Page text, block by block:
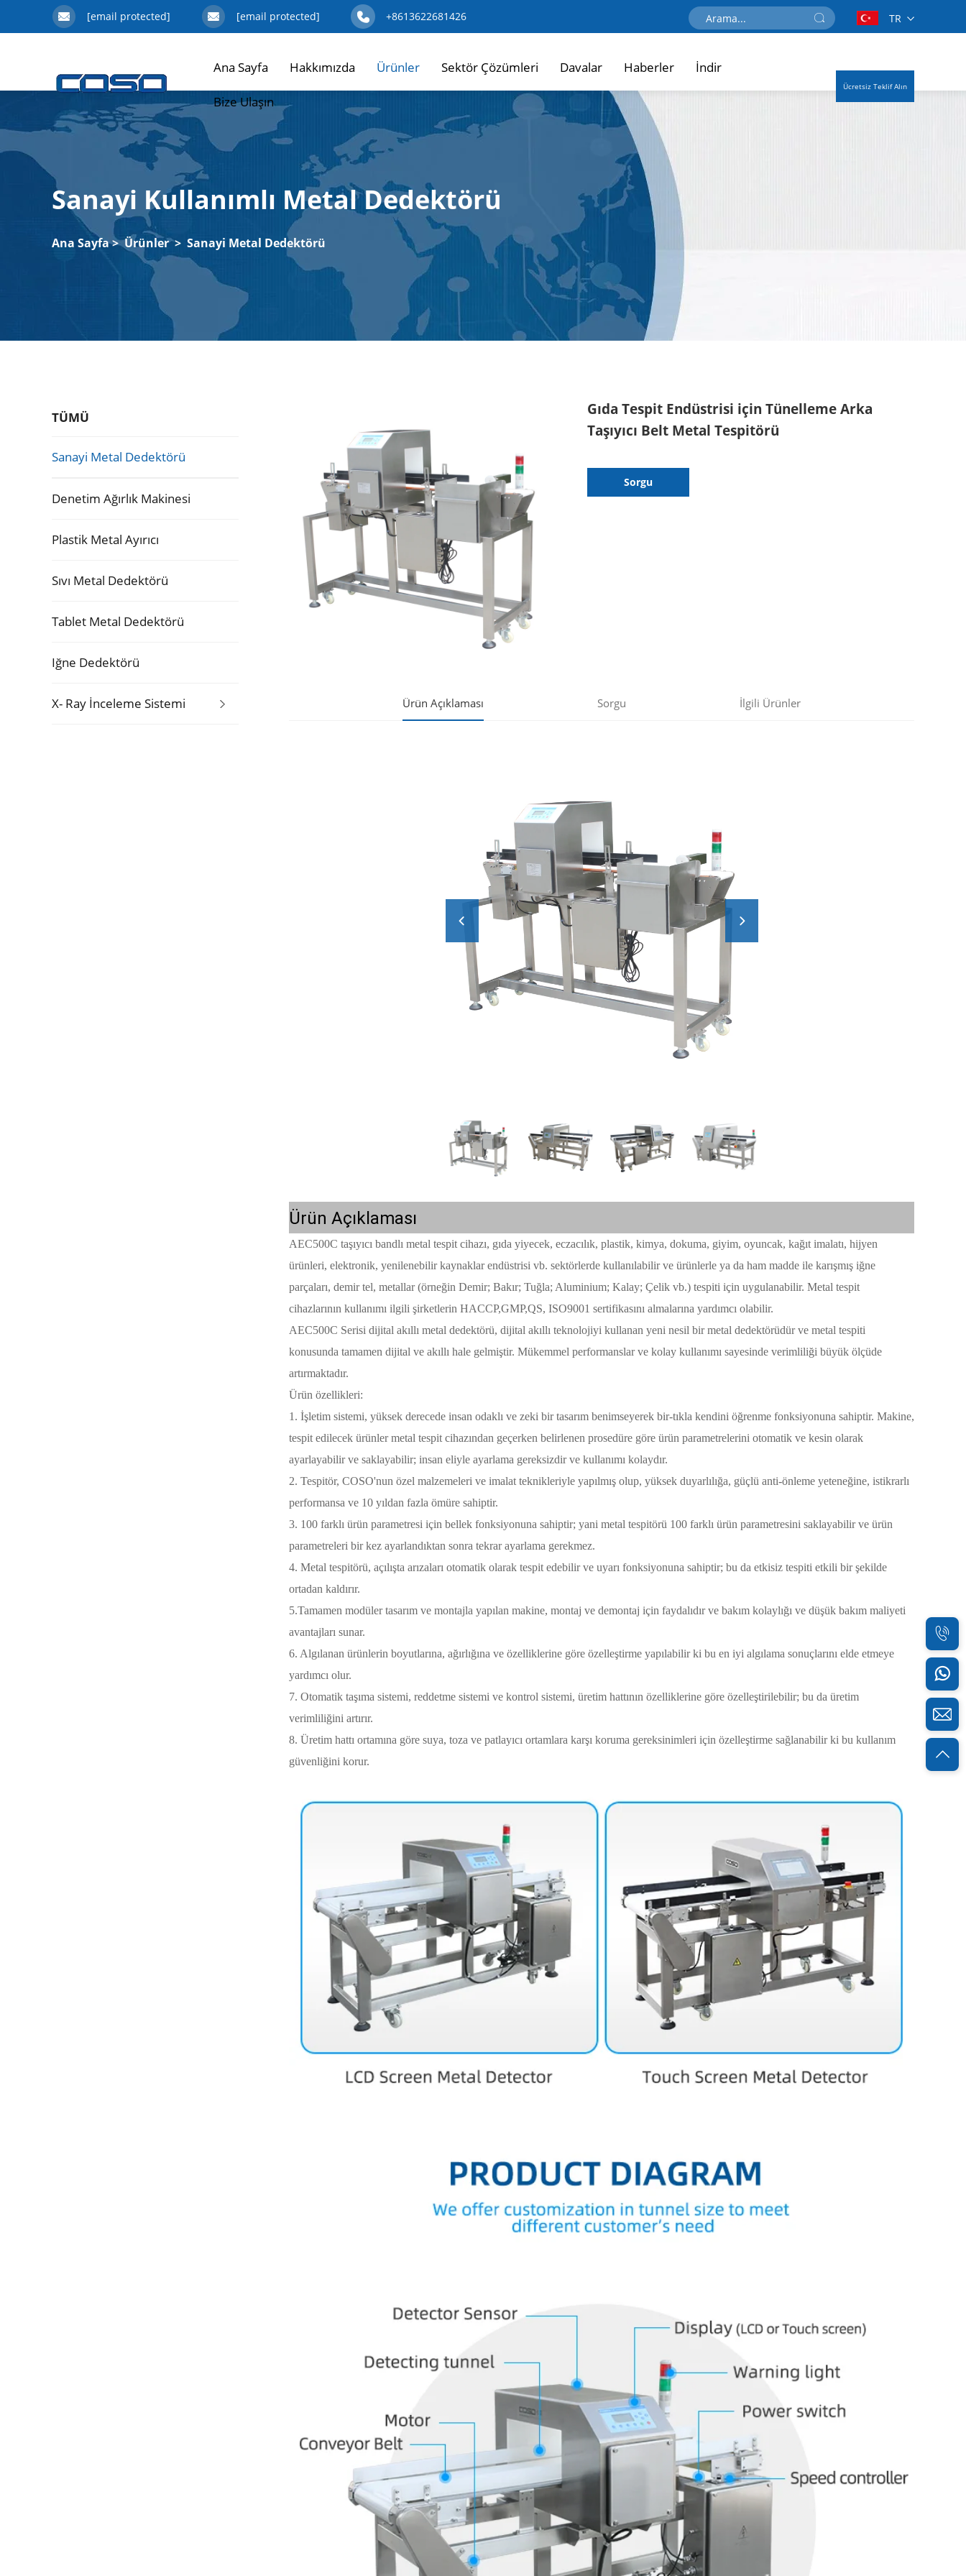
[email protected] [email protected] +8613622681426 TR
Ana Sayfa Hakkımızda Ürünler Sektör Çözümleri Davalar Haberler İndir
Bize Ulaşın
Ücretsiz Teklif Alın
Sanayi Kullanımlı Metal Dedektörü
Ana Sayfa>Ürünler> Sanayi Metal Dedektörü
TÜMÜ
Sanayi Metal Dedektörü
Denetim Ağırlık Makinesi
Plastik Metal Ayırıcı
Sıvı Metal Dedektörü
Tablet Metal Dedektörü
Iğne Dedektörü
X- Ray İnceleme Sistemi
Gıda Tespit Endüstrisi için Tünelleme Arka
Taşıyıcı Belt Metal Tespitörü
Sorgu
Ürün Açıklaması Sorgu İlgili Ürünler
Ürün Açıklaması
AEC500C taşıyıcı bandlı metal tespit cihazı, gıda yiyecek, eczacılık, plastik, kimya, dokuma, giyim, oyuncak, kağıt imalatı, hijyen
ürünleri, elektronik, yenilenebilir kaynaklar endüstrisi vb. sektörlerde kullanılabilir ve ürünlerle ya da ham madde ile karışmış iğne
parçaları, demir tel, metallar (örneğin Demir; Bakır; Tuğla; Aluminium; Kalay; Çelik vb.) tespiti için uygulanabilir. Metal tespit
cihazlarının kullanımı ilgili şirketlerin HACCP,GMP,QS, ISO9001 sertifikasını almalarına yardımcı olabilir.
AEC500C Serisi dijital akıllı metal dedektörü, dijital akıllı teknolojiyi kullanan yeni nesil bir metal dedektörüdür ve metal tespiti
konusunda tamamen dijital ve akıllı hale gelmiştir. Mükemmel performanslar ve kolay kullanımı sayesinde verimliliği büyük ölçüde
artırmaktadır.
Ürün özellikleri:
1. İşletim sistemi, yüksek derecede insan odaklı ve zeki bir tasarım benimseyerek bir-tıkla kendini öğrenme fonksiyonuna sahiptir. Makine,
tespit edilecek ürünler metal tespit cihazından geçerken belirlenen prosedüre göre ürün parametrelerini otomatik ve kesin olarak
ayarlayabilir ve saklayabilir; insan eliyle ayarlama gereksizdir ve kullanımı kolaydır.
2. Tespitör, COSO'nun özel malzemeleri ve imalat teknikleriyle yapılmış olup, yüksek duyarlılığa, güçlü anti-önleme yeteneğine, istikrarlı
performansa ve 10 yıldan fazla ömüre sahiptir.
3. 100 farklı ürün parametresi için bellek fonksiyonuna sahiptir; yani metal tespitörü 100 farklı ürün parametresini saklayabilir ve ürün
parametreleri bir kez ayarlandıktan sonra tekrar ayarlama gerekmez.
4. Metal tespitörü, açılışta arızaları otomatik olarak tespit edebilir ve uyarı fonksiyonuna sahiptir; bu da etkisiz tespiti etkili bir şekilde
ortadan kaldırır.
5.Tamamen modüler tasarım ve montajla yapılan makine, montaj ve demontaj için faydalıdır ve bakım kolaylığı ve düşük bakım maliyeti
avantajları sunar.
6. Algılanan ürünlerin boyutlarına, ağırlığına ve özelliklerine göre özelleştirme yapılabilir ki bu en iyi algılama sonuçlarını elde etmeye
yardımcı olur.
7. Otomatik taşıma sistemi, reddetme sistemi ve kontrol sistemi, üretim hattının özelliklerine göre özelleştirilebilir; bu da üretim
verimliliğini artırır.
8. Üretim hattı ortamına göre suya, toza ve patlayıcı ortamlara karşı koruma gereksinimleri için özelleştirme sağlanabilir ki bu kullanım
güvenliğini korur.